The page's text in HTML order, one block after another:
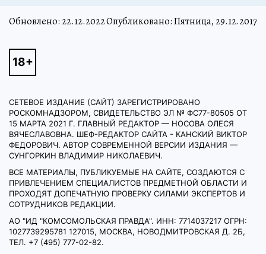
Обновлено: 22.12.2022Опубликовано: Пятница, 29.12.2017
СЕТЕВОЕ ИЗДАНИЕ (САЙТ) ЗАРЕГИСТРИРОВАНО
РОСКОМНАДЗОРОМ, СВИДЕТЕЛЬСТВО ЭЛ № ФС77-80505 ОТ
15 МАРТА 2021 Г. ГЛАВНЫЙ РЕДАКТОР — НОСОВА ОЛЕСЯ
ВЯЧЕСЛАВОВНА. ШЕФ-РЕДАКТОР САЙТА - КАНСКИЙ ВИКТОР
ФЕДОРОВИЧ. АВТОР СОВРЕМЕННОЙ ВЕРСИИ ИЗДАНИЯ —
СУНГОРКИН ВЛАДИМИР НИКОЛАЕВИЧ.
ВСЕ МАТЕРИАЛЫ, ПУБЛИКУЕМЫЕ НА САЙТЕ, СОЗДАЮТСЯ С
ПРИВЛЕЧЕНИЕМ СПЕЦИАЛИСТОВ ПРЕДМЕТНОЙ ОБЛАСТИ И
ПРОХОДЯТ ДОПЕЧАТНУЮ ПРОВЕРКУ СИЛАМИ ЭКСПЕРТОВ И
СОТРУДНИКОВ РЕДАКЦИИ.
АО "ИД "КОМСОМОЛЬСКАЯ ПРАВДА". ИНН: 7714037217 ОГРН:
1027739295781 127015, МОСКВА, НОВОДМИТРОВСКАЯ Д. 2Б,
ТЕЛ. +7 (495) 777-02-82.